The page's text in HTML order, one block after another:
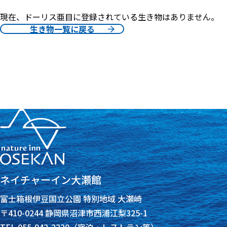
現在、ドーリス亜目に登録されている生き物はありません。
生き物一覧に戻る
ネイチャーイン大瀬館
富士箱根伊豆国立公園 特別地域 大瀬崎
〒410-0244 静岡県沼津市西浦江梨325-1